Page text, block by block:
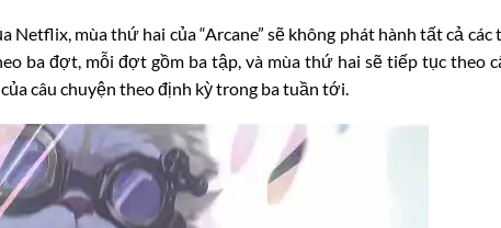
mùa thứ hai của “Arcane” sẽ không phát hành tất cả các
ba đợt, mỗi đợt gồm ba tập, và mùa thứ hai sẽ tiếp tục theo
câu chuyện theo định kỳ trong ba tuần tới.